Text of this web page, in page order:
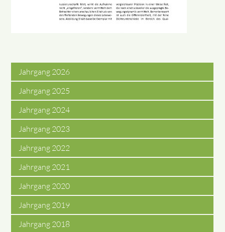
Jahrgang 2026
Jahrgang 2025
Jahrgang 2024
Jahrgang 2023
Jahrgang 2022
Jahrgang 2021
Jahrgang 2020
Jahrgang 2019
Jahrgang 2018